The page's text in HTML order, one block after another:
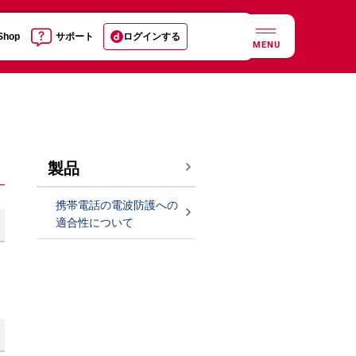
サポート ログインする
MENU
製品
携帯電話の電波防護への
適合性について